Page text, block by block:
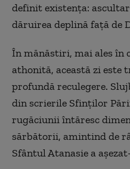
definit existența:
dăruirea deplină față de
În mănăstiri, mai ales în
athonită, această zi
profundă reculegere.
din scrierile Sfinților
rugăciunii întăresc
sărbătorii, amintind de
Sfântul Atanasie a